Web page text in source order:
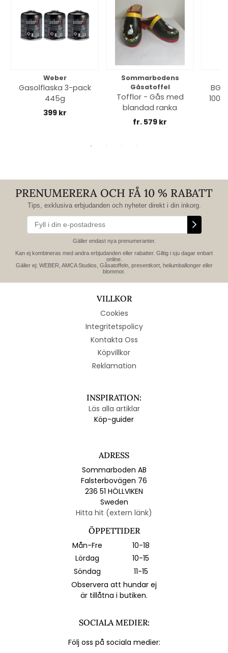
Weber
Gasolflaska 3-pack
445g
399 kr
Sommarbodens
Gåsatoffel
Tofflor - Gås med
blandad ranka
fr. 579 kr
PRENUMERERA OCH FÅ 10 % RABATT
Tips, exklusiva erbjudanden och nyheter direkt i din inkorg.
Gäller endast nya prenumeranter.
Kan ej kombineras med andra erbjudanden eller rabatter. Giltig i sju dagar enbart
online.
Gäller ej: WEBER, AMCA Studios, Gåsatoffeln, presentkort, heliumballonger eller
blommor.
VILLKOR
Cookies
Integritetspolicy
Kontakta Oss
Köpvillkor
Reklamation
INSPIRATION:
Läs alla artiklar
Köp-guider
ADRESS
Sommarboden AB
Falsterbovägen 76
236 51 HÖLLVIKEN
Sweden
Hitta hit (extern länk)
ÖPPETTIDER
Mån-Fre
10-18
Lördag
10-15
Söndag
11-15
Observera att hundar ej
är tillåtna i butiken.
SOCIALA MEDIER:
Följ oss på sociala medier: